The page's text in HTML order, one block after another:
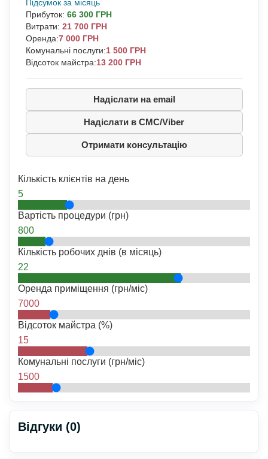
Підсумок за місяць
Прибуток: 66 300 ГРН
Витрати: 21 700 ГРН
Оренда:7 000 ГРН
Комунальні послуги:1 500 ГРН
Відсоток майстра:13 200 ГРН
Надіслати на email
Надіслати в СМС/Viber
Отримати консультацію
Кількість клієнтів на день
5
Вартість процедури (грн)
800
Кількість робочих днів (в місяць)
22
Оренда приміщення (грн/міс)
7000
Відсоток майстра (%)
15
Комунальні послуги (грн/міс)
1500
Відгуки (0)